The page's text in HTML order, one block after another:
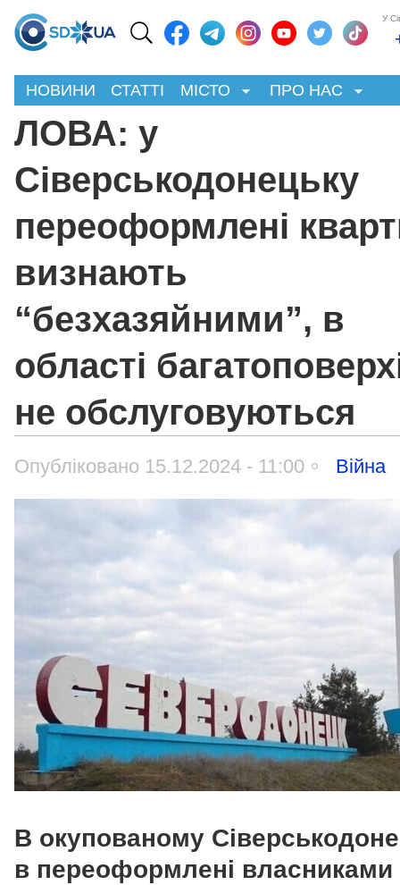
У
НОВИНИ СТАТТІ МІСТО ПРО НАС
ЛОВА: у
Сіверськодонецьку
переоформлені
визнають
“безхазяйними”, в
області
не обслуговуються
Опубліковано 15.12.2024 - 11:00 Війна
В окупованому
в переоформлені власниками